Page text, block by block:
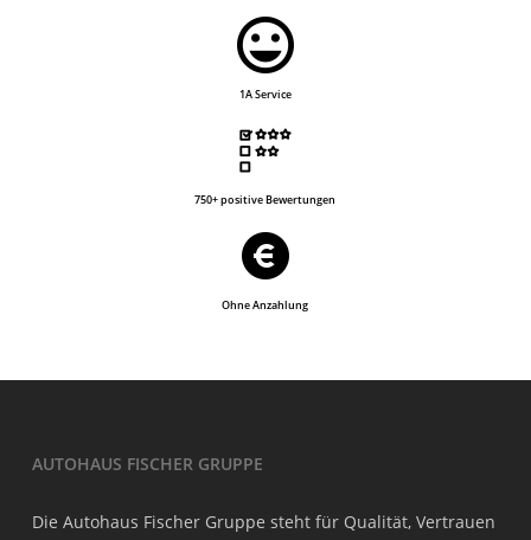
1A Service
750+ positive Bewertungen
Ohne Anzahlung
AUTOHAUS FISCHER GRUPPE
Die Autohaus Fischer Gruppe steht für Qualität, Vertrauen